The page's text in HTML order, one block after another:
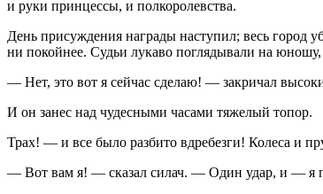
и руки принцессы, и полкоролевства.
День присуждения награды наступил; весь город
ни покойнее. Судьи лукаво поглядывали на
— Нет, это вот я сейчас сделаю! — закричал
И он занес над чудесными часами тяжелый топор.
Трах! — и все было разбито вдребезги! Колеса и
— Вот вам я! — сказал силач. — Один удар, и — я